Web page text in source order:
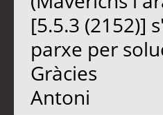
[5.5.3 (2152)]
parxe per
Gràcies
Antoni